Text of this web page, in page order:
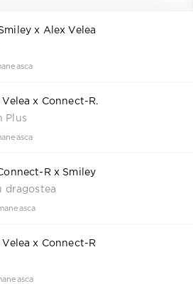
x Alex Velea
x Connect-R.
Plus
R x Smiley
dragostea
x Connect-R